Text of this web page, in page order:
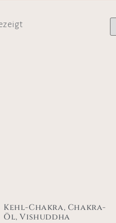
Kehl-Chakra, Chakra-
Öl, Vishuddha